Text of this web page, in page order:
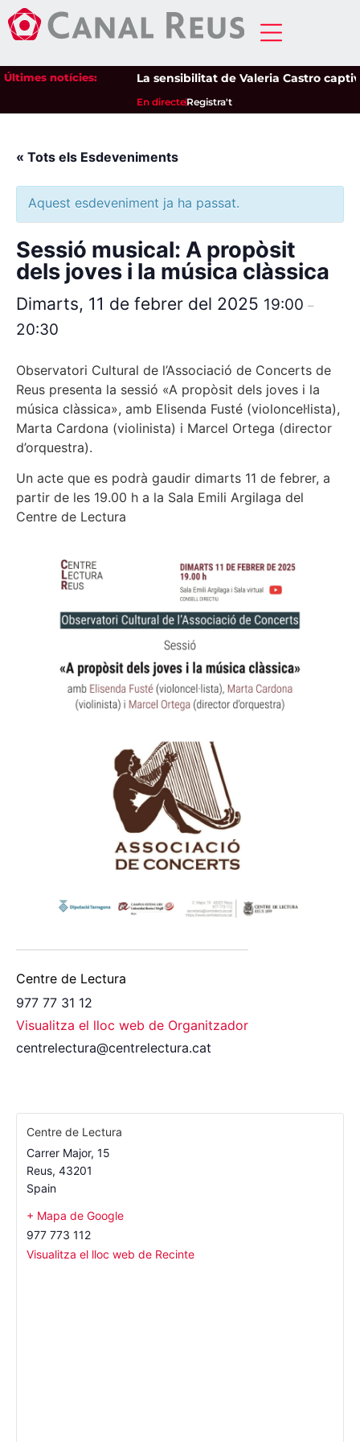
Últimes notícies: La sensibilitat de Valeria Castro
En directeRegistra't
« Tots els Esdeveniments
Aquest esdeveniment ja ha passat.
Sessió musical: A propòsit
dels joves i la música clàssica
Dimarts, 11 de febrer del 2025 19:00 –
20:30
Observatori Cultural de l’Associació de Concerts de
Reus presenta la sessió «A propòsit dels joves i la
música clàssica», amb Elisenda Fusté (violoncel·lista),
Marta Cardona (violinista) i Marcel Ortega (director
d’orquestra).
Un acte que es podrà gaudir dimarts 11 de febrer, a
partir de les 19.00 h a la Sala Emili Argilaga del
Centre de Lectura
Centre de Lectura
977 77 31 12
Visualitza el lloc web de Organitzador
centrelectura@centrelectura.cat
Centre de Lectura
Carrer Major, 15
Reus, 43201
Spain
+ Mapa de Google
977 773 112
Visualitza el lloc web de Recinte